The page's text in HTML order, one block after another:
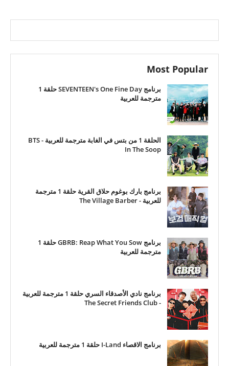
Most Popular
برنامج SEVENTEEN's One Fine Day حلقة 1
مترجمة للعربية
الحلقة 1 من بتس في الغابة مترجمة للعربية - BTS
In The Soop
برنامج بارك بوغوم حلاق القرية حلقة 1 مترجمة
للعربية - The Village Barber
برنامج GBRB: Reap What You Sow حلقة 1
مترجمة للعربية
برنامج نادي الأصدقاء السري حلقة 1 مترجمة للعربية
- The Secret Friends Club
برنامج الاقصاء I-Land حلقة 1 مترجمة للعربية